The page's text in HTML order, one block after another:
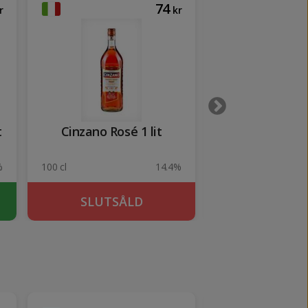
74 kr
Cinzano Rosé 1 lit
100 cl 14.4%
SLUTSÅLD